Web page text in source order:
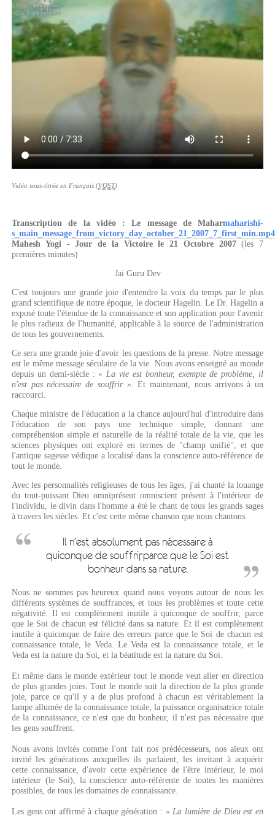
Vidéo sous-titrée en Français (VOST)
Transcription de la vidéo : Le message de Maharmaharishi-
s_main_message_from_victory_day_october_21_2007_7_first_min.mp4
Mahesh Yogi - Jour de la Victoire le 21 Octobre 2007(les 7
premières minutes)
Jai Guru Dev
C'est toujours une grande joie d'entendre la voix du temps par le plus
grand scientifique de notre époque, le docteur Hagelin. Le Dr. Hagelin a
exposé toute l'étendue de la connaissance et son application pour l'avenir
le plus radieux de l'humanité, applicable à la source de l'administration
de tous les gouvernements.
Ce sera une grande joie d'avoir les questions de la presse. Notre message
est le même message séculaire de la vie. Nous avons enseigné au monde
depuis un demi-siècle : « La vie est bonheur, exempte de problème, il
n'est pas nécessaire de souffrir ». Et maintenant, nous arrivons à un
raccourci.
Chaque ministre de l'éducation a la chance aujourd'hui d'introduire dans
l'éducation de son pays une technique simple, donnant une
compréhension simple et naturelle de la réalité totale de la vie, que les
sciences physiques ont exploré en termes de "champ unifié", et que
l'antique sagesse védique a localisé dans la conscience auto-référence de
tout le monde.
Avec les personnalités religieuses de tous les âges, j'ai chanté la louange
du tout-puissant Dieu omniprésent omniscient présent à l'intérieur de
l'individu, le divin dans l'homme a été le chant de tous les grands sages
à travers les siècles. Et c'est cette même chanson que nous chantons.
Il n'est absolument pas nécessaire à
quiconque de souffrir, parce que le Soi est
bonheur dans sa nature.
Nous ne sommes pas heureux quand nous voyons autour de nous les
différents systèmes de souffrances, et tous les problèmes et toute cette
négativité. Il est complètement inutile à quiconque de souffrir, parce
que le Soi de chacun est félicité dans sa nature. Et il est complètement
inutile à quiconque de faire des erreurs parce que le Soi de chacun est
connaissance totale, le Veda. Le Veda est la connaissance totale, et le
Veda est la nature du Soi, et la béatitude est la nature du Soi.
Et même dans le monde extérieur tout le monde veut aller en direction
de plus grandes joies. Tout le monde suit la direction de la plus grande
joie, parce ce qu'il y a de plus profond à chacun est véritablement la
lampe allumée de la connaissance totale, la puissance organisatrice totale
de la connaissance, ce n'est que du bonheur, il n'est pas nécessaire que
les gens souffrent.
Nous avons invités comme l'ont fait nos prédécesseurs, nos aïeux ont
invité les générations auxquelles ils parlaient, les invitant à acquérir
cette connaissance, d'avoir cette expérience de l'être intérieur, le moi
intérieur (le Soi), la conscience auto-référente de toutes les manières
possibles, de tous les domaines de connaissance.
Les gens ont affirmé à chaque génération : « La lumière de Dieu est en